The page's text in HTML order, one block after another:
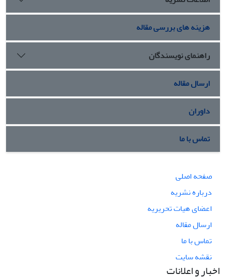
هزینه های بررسی مقاله
راهنمای نویسندگان
ارسال مقاله
داوران
تماس با ما
صفحه اصلی
درباره نشریه
اعضای هیات تحریریه
ارسال مقاله
تماس با ما
نقشه سایت
اخبار و اعلانات